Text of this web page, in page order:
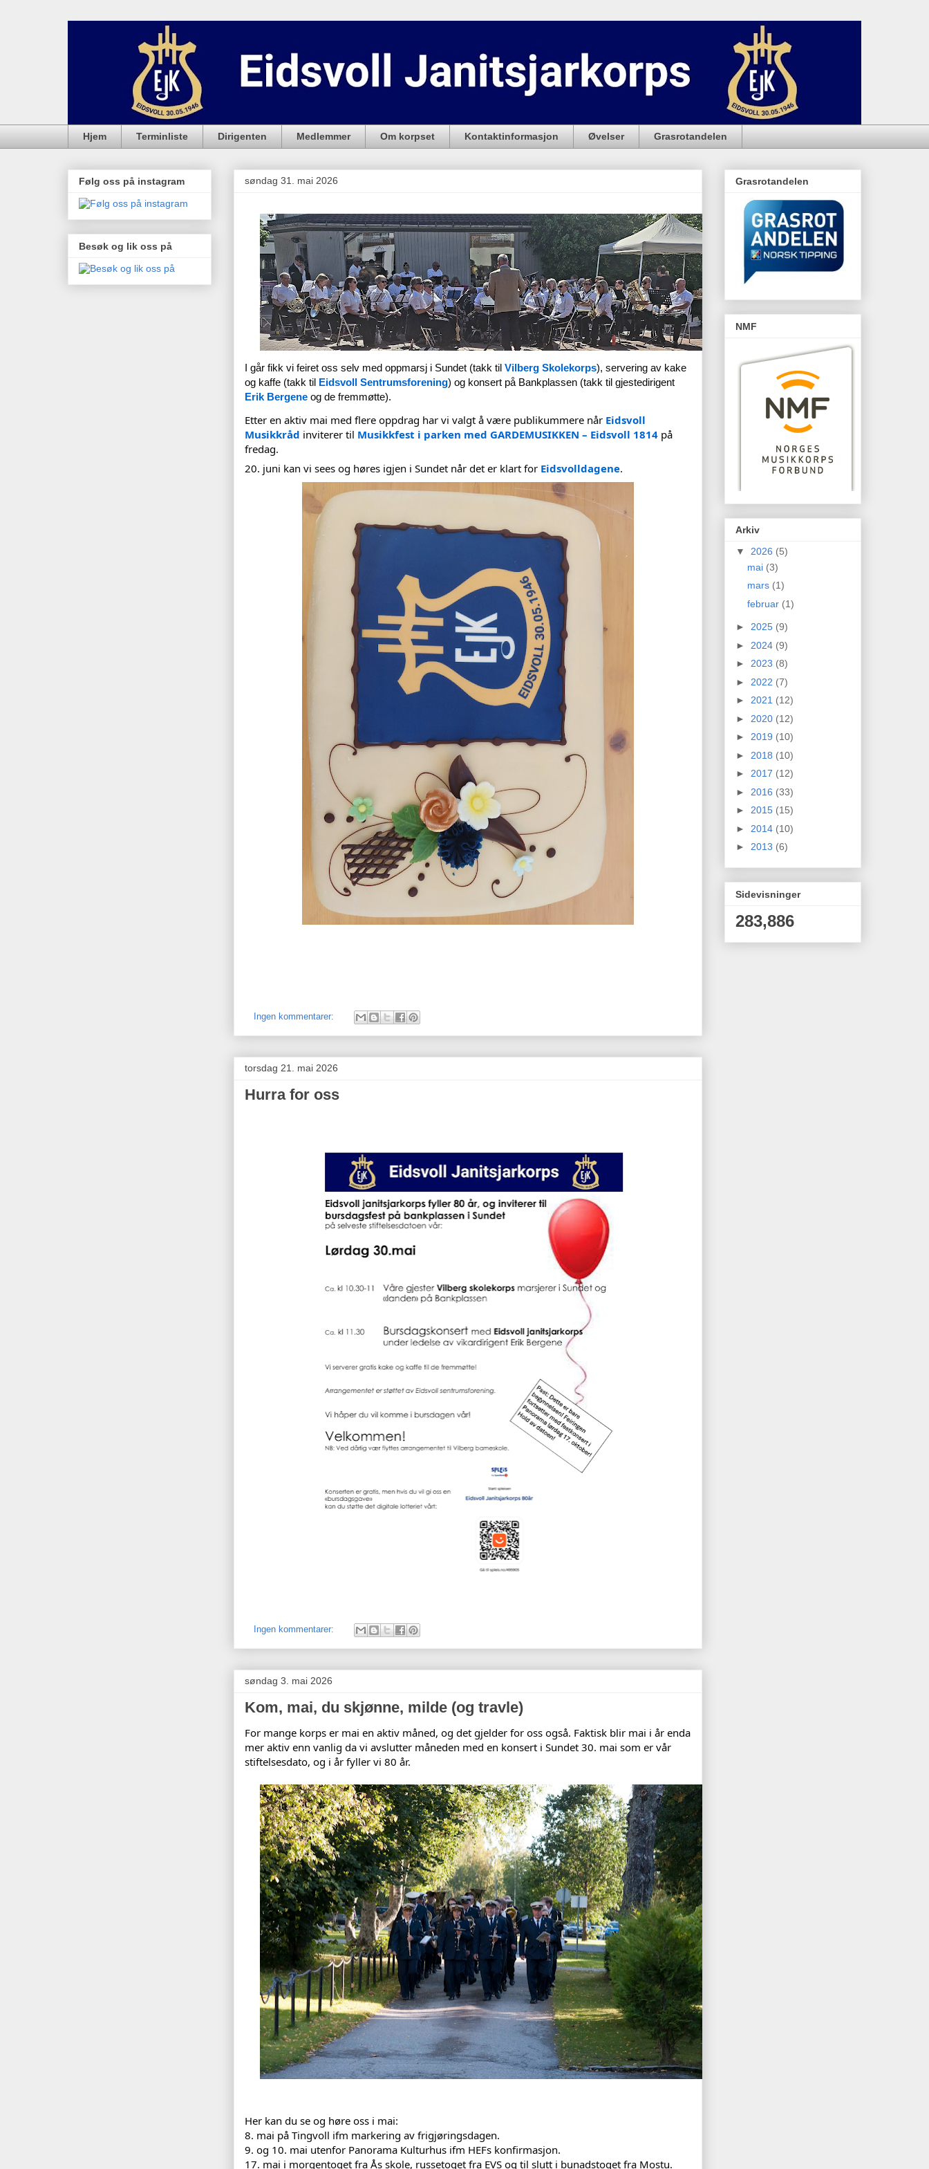
Hjem Terminliste Dirigenten Medlemmer Om korpset Kontaktinformasjon Øvelser Grasrotandelen
søndag 31. mai 2026
I går fikk vi feiret oss selv med oppmarsj i Sundet (takk til Vilberg Skolekorps), servering av kake
og kaffe (takk til Eidsvoll Sentrumsforening
Erik Bergene og de fremmøtte).
Etter en aktiv mai med flere oppdrag har vi valgt å være publikummere når Eidsvoll
Musikkråd inviterer til Musikkfest i parken med GARDEMUSIKKEN – Eidsvoll 1814 på
fredag.
20. juni kan vi sees og høres igjen i Sundet når det er klart for Eidsvolldagene.
Ingen kommentarer:
torsdag 21. mai 2026
Hurra for oss
Ingen kommentarer:
søndag 3. mai 2026
Kom, mai, du skjønne, milde (og travle)
For mange korps er mai en aktiv måned, og det gjelder for oss også. Faktisk blir mai i år enda
mer aktiv enn vanlig da vi avslutter måneden med en konsert i Sundet 30. mai som er vår
stiftelsesdato, og i år fyller vi 80 år.
Her kan du se og høre oss i mai:
8. mai på Tingvoll ifm markering av frigjøringsdagen.
9. og 10. mai utenfor Panorama Kulturhus ifm HEFs konfirmasjon.
17. mai i morgentoget fra Ås skole, russetoget fra EVS og til slutt i bunadstoget fra Mostu.
Følg oss på instagram
Besøk og lik oss på
Grasrotandelen
NMF
Arkiv
▼ 2026 (5)
mai (3)
mars (1)
februar (1)
► 2025 (9)
► 2024 (9)
► 2023 (8)
► 2022 (7)
► 2021 (12)
► 2020 (12)
► 2019 (10)
► 2018 (10)
► 2017 (12)
► 2016 (33)
► 2015 (15)
► 2014 (10)
► 2013 (6)
Sidevisninger
283,886